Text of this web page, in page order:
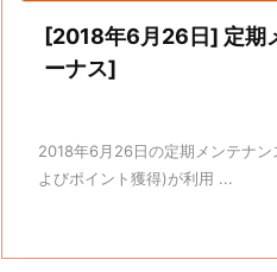
[2018年6月26日] 定期
ーナス]
2018年6月26日の定期メンテナ
よびポイント獲得)が利用 ...